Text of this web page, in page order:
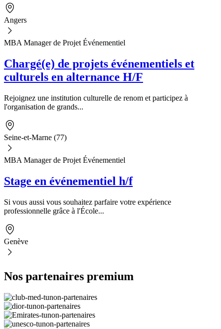
Angers
MBA Manager de Projet Événementiel
Chargé(e) de projets événementiels et
culturels en alternance H/F
Rejoignez une institution culturelle de renom et participez à
l'organisation de grands...
Seine-et-Marne (77)
MBA Manager de Projet Événementiel
Stage en événementiel h/f
Si vous aussi vous souhaitez parfaire votre expérience
professionnelle grâce à l'École...
Genève
Nos partenaires premium